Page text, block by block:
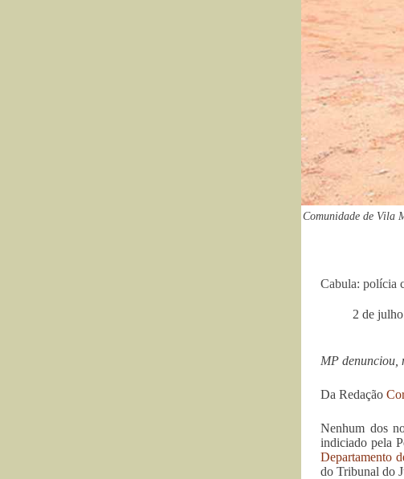
Comunidade de Vila
Cabula: polícia
2 de
MP denunciou,
Da Redação
Nenhum dos
indiciado pela
Departamento
do Tribunal do